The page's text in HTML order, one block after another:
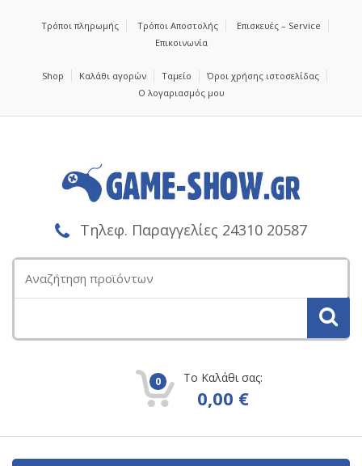
Τρόποι πληρωμής Τρόποι Αποστολής
Επισκευές – Service
Επικοινωνία
Shop Καλάθι αγορών Ταμείο
Όροι χρήσης ιστοσελίδας
Ο λογαριασμός μου
Τηλεφ. Παραγγελίες 24310 20587
για:
0 Το Καλάθι σας:
0,00 €